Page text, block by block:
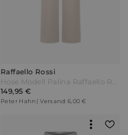
Raffaello Rossi
Hose Modell Palina Raffaello Rossi beige
149,95 €
Peter Hahn | Versand: 6,00 €